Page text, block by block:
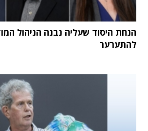
הנחת היסוד שעליה נבנה הניהול
להתערער